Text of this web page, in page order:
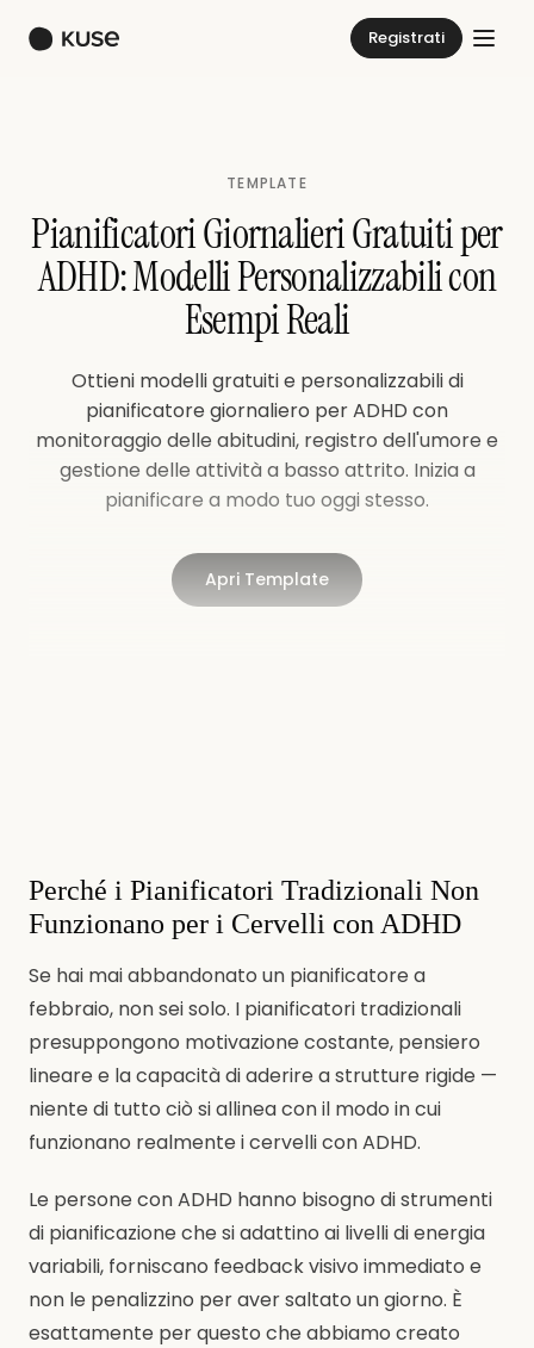
Registrati
TEMPLATE
Pianificatori Giornalieri Gratuiti per
ADHD: Modelli Personalizzabili con
Esempi Reali
Ottieni modelli gratuiti e personalizzabili di
pianificatore giornaliero per ADHD con
monitoraggio delle abitudini, registro dell'umore e
gestione delle attività a basso attrito. Inizia a
pianificare a modo tuo oggi stesso.
Apri Template
Perché i Pianificatori Tradizionali Non
Funzionano per i Cervelli con ADHD
Se hai mai abbandonato un pianificatore a
febbraio, non sei solo. I pianificatori tradizionali
presuppongono motivazione costante, pensiero
lineare e la capacità di aderire a strutture rigide —
niente di tutto ciò si allinea con il modo in cui
funzionano realmente i cervelli con ADHD.
Le persone con ADHD hanno bisogno di strumenti
di pianificazione che si adattino ai livelli di energia
variabili, forniscano feedback visivo immediato e
non le penalizzino per aver saltato un giorno. È
esattamente per questo che abbiamo creato